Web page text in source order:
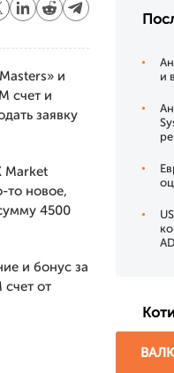
и
счет и
заявку
Market
то новое,
4500
и бонус за
от
и